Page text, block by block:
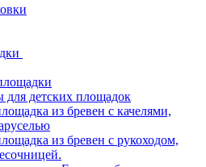
детских площадок
из бревен с качелями,
из бревен с рукоходом,